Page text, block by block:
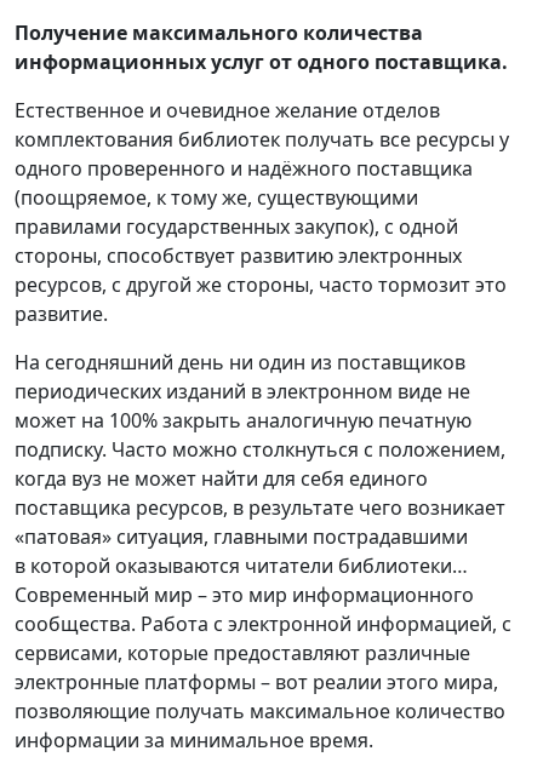
Получение максимального количества
информационных услуг от одного поставщика.
Естественное и очевидное желание отделов
комплектования библиотек получать все ресурсы у
одного проверенного и надёжного поставщика
(поощряемое, к тому же, существующими
правилами государственных закупок), с одной
стороны, способствует развитию электронных
ресурсов, с другой же стороны, часто тормозит это
развитие.
На сегодняшний день ни один из поставщиков
периодических изданий в электронном виде не
может на 100% закрыть аналогичную печатную
подписку. Часто можно столкнуться с положением,
когда вуз не может найти для себя единого
поставщика ресурсов, в результате чего возникает
«патовая» ситуация, главными пострадавшими
в которой оказываются читатели библиотеки…
Современный мир – это мир информационного
сообщества. Работа с электронной информацией, с
сервисами, которые предоставляют различные
электронные платформы – вот реалии этого мира,
позволяющие получать максимальное количество
информации за минимальное время.